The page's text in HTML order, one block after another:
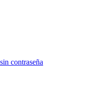
contraseña